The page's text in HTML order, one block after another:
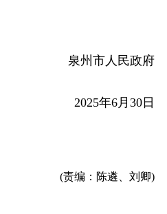
泉州市人民政府
2025年6月30日
(责编：陈遴、刘卿)